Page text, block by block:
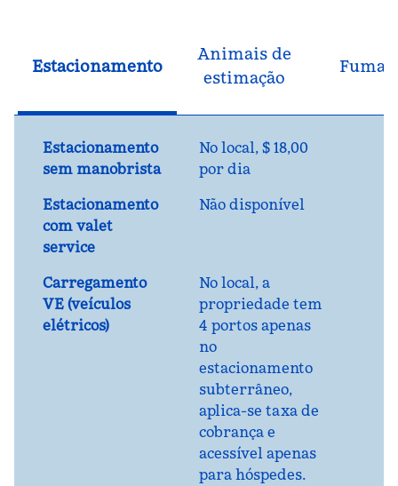
Estacionamento
Animais de
estimação
Estacionamento
sem manobrista
No local, $ 18,00
por dia
Estacionamento
com valet
service
Não disponível
Carregamento
VE (veículos
elétricos)
No local, a
propriedade tem
4 portos apenas
no
estacionamento
subterrâneo,
aplica-se taxa de
cobrança e
acessível apenas
para hóspedes.